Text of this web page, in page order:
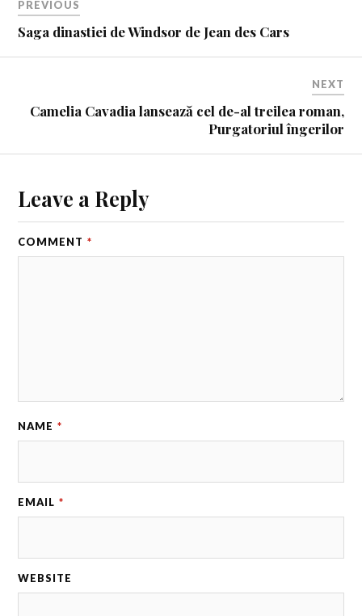
PREVIOUS
Saga dinastiei de Windsor de Jean des Cars
NEXT
Camelia Cavadia lansează cel de-al treilea roman,
Purgatoriul îngerilor
Leave a Reply
COMMENT *
NAME *
EMAIL *
WEBSITE